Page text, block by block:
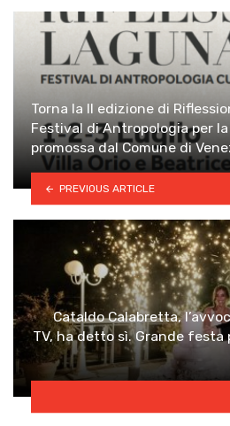
Torna la II edizione di
Festival di Antropologia per
promossa dal Comune di
PREVIOUS ARTICLE
Cataldo Calabretta,
TV, ha detto sì. Grande festa